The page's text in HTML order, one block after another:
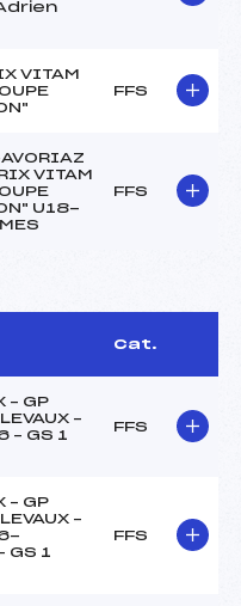
VITAM
FFS
VITAM
U18-
FFS
Cat.
– GP
–
– GS 1
FFS
– GP
–
GS 1
FFS